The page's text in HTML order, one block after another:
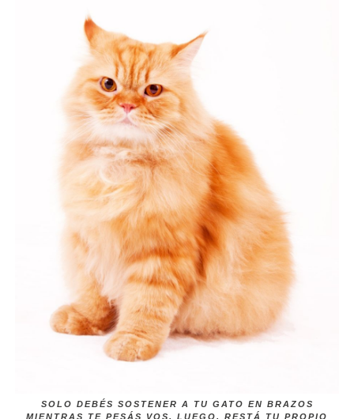
SOLO DEBÉS SOSTENER A TU GATO EN BRAZOS
MIENTRAS TE PESÁS VOS. LUEGO, RESTÁ TU PROPIO